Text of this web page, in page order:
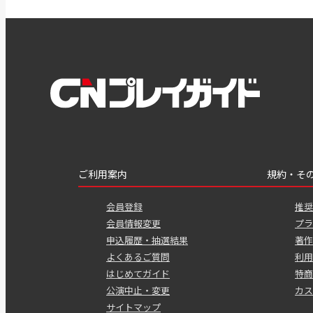
ご利用案内
会員登録
会員情報変更
申込履歴・抽選結果
よくあるご質問
はじめてガイド
公演中止・変更
サイトマップ
規約・そ
推
プ
著
利
特
カ